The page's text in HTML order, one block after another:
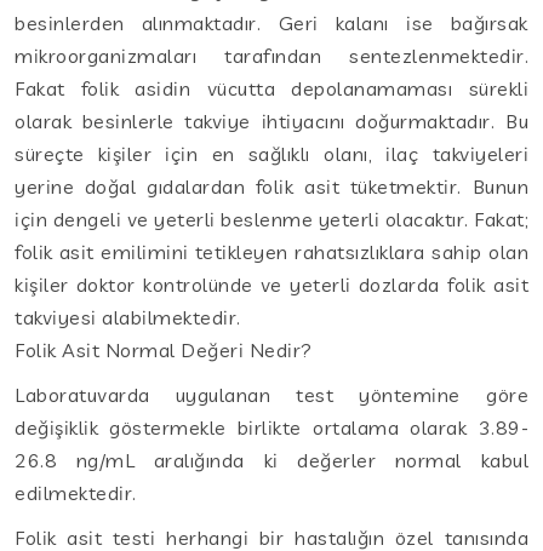
besinlerden alınmaktadır. Geri kalanı ise bağırsak
mikroorganizmaları tarafından sentezlenmektedir.
Fakat folik asidin vücutta depolanamaması sürekli
olarak besinlerle takviye ihtiyacını doğurmaktadır. Bu
süreçte kişiler için en sağlıklı olanı, ilaç takviyeleri
yerine doğal gıdalardan folik asit tüketmektir. Bunun
için dengeli ve yeterli beslenme yeterli olacaktır. Fakat;
folik asit emilimini tetikleyen rahatsızlıklara sahip olan
kişiler doktor kontrolünde ve yeterli dozlarda folik asit
takviyesi alabilmektedir.
Folik Asit Normal Değeri Nedir?
Laboratuvarda uygulanan test yöntemine göre
değişiklik göstermekle birlikte ortalama olarak 3.89-
26.8 ng/mL aralığında ki değerler normal kabul
edilmektedir.
Folik asit testi herhangi bir hastalığın özel tanısında